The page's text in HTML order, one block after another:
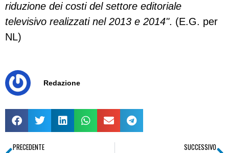
riduzione dei costi del settore editoriale
televisivo realizzati nel 2013 e 2014". (E.G. per
NL)
Redazione
PRECEDENTE SUCCESSIVO